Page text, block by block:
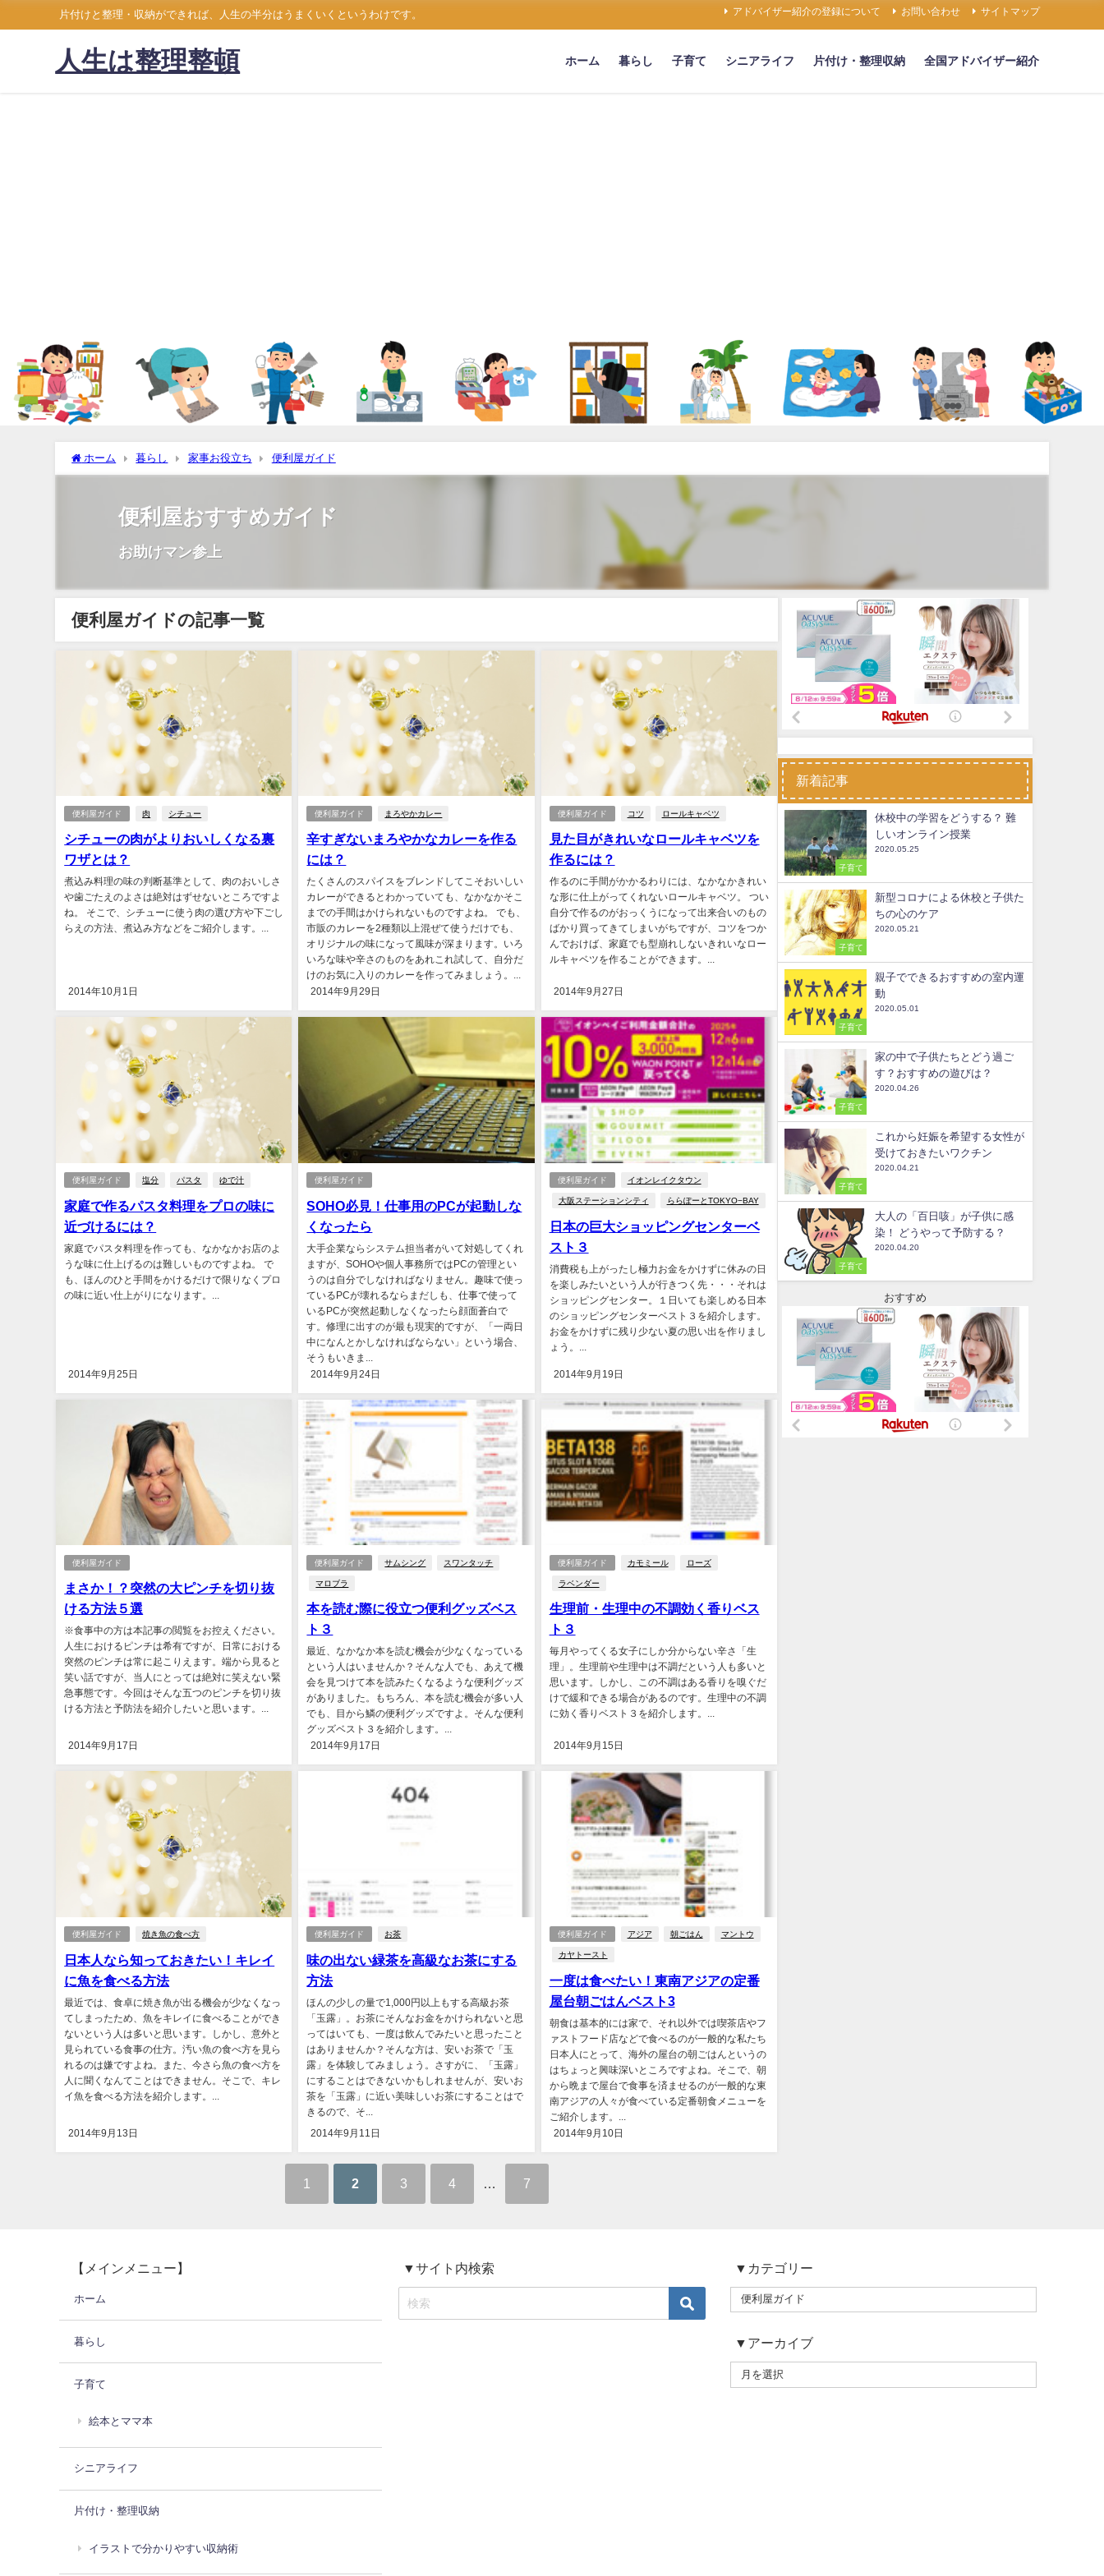
片付けと整理・収納ができれば、人生の半分はうまくいくというわけです。 アドバイザー紹介の登録について お問い合わせ サイトマップ
人生は整理整頓 ホーム 暮らし 子育て シニアライフ 片付け・整理収納 全国アドバイザー紹介
ホーム 暮らし 家事お役立ち 便利屋ガイド
便利屋おすすめガイド
お助けマン参上
便利屋ガイドの記事一覧
便利屋ガイド 肉 シチュー
シチューの肉がよりおいしくなる裏
ワザとは？
煮込み料理の味の判断基準として、肉のおいしさ
や歯ごたえのよさは絶対はずせないところですよ
ね。 そこで、シチューに使う肉の選び方や下ごし
らえの方法、煮込み方などをご紹介します。...
2014年10月1日
便利屋ガイド まろやかカレー
辛すぎないまろやかなカレーを作る
には？
たくさんのスパイスをブレンドしてこそおいしい
カレーができるとわかっていても、なかなかそこ
までの手間はかけられないものですよね。 でも、
市販のカレーを2種類以上混ぜて使うだけでも、
オリジナルの味になって風味が深まります。いろ
いろな味や辛さのものをあれこれ試して、自分だ
けのお気に入りのカレーを作ってみましょう。...
2014年9月29日
便利屋ガイド コツ ロールキャベツ
見た目がきれいなロールキャベツを
作るには？
作るのに手間がかかるわりには、なかなかきれい
な形に仕上がってくれないロールキャベツ。 つい
自分で作るのがおっくうになって出来合いのもの
ばかり買ってきてしまいがちですが、コツをつか
んでおけば、家庭でも型崩れしないきれいなロー
ルキャベツを作ることができます。...
2014年9月27日
便利屋ガイド 塩分 パスタ ゆで汁
家庭で作るパスタ料理をプロの味に
近づけるには？
家庭でパスタ料理を作っても、なかなかお店のよ
うな味に仕上げるのは難しいものですよね。 で
も、ほんのひと手間をかけるだけで限りなくプロ
の味に近い仕上がりになります。...
2014年9月25日
便利屋ガイド
SOHO必見！仕事用のPCが起動しな
くなったら
大手企業ならシステム担当者がいて対処してくれ
ますが、SOHOや個人事務所ではPCの管理とい
うのは自分でしなければなりません。趣味で使っ
ているPCが壊れるならまだしも、仕事で使って
いるPCが突然起動しなくなったら顔面蒼白で
す。修理に出すのが最も現実的ですが、「一両日
中になんとかしなければならない」という場合、
そうもいきま...
2014年9月24日
便利屋ガイド イオンレイクタウン
大阪ステーションシティ ららぽーとTOKYO−BAY
日本の巨大ショッピングセンターベ
スト３
消費税も上がったし極力お金をかけずに休みの日
を楽しみたいという人が行きつく先・・・それは
ショッピングセンター。１日いても楽しめる日本
のショッピングセンターベスト３を紹介します。
お金をかけずに残り少ない夏の思い出を作りまし
ょう。...
2014年9月19日
便利屋ガイド
まさか！？突然の大ピンチを切り抜
ける方法５選
※食事中の方は本記事の閲覧をお控えください。
人生におけるピンチは希有ですが、日常における
突然のピンチは常に起こりえます。端から見ると
笑い話ですが、当人にとっては絶対に笑えない緊
急事態です。今回はそんな五つのピンチを切り抜
ける方法と予防法を紹介したいと思います。...
2014年9月17日
便利屋ガイド サムシング スワンタッチ
マロブラ
本を読む際に役立つ便利グッズベス
ト３
最近、なかなか本を読む機会が少なくなっている
という人はいませんか？そんな人でも、あえて機
会を見つけて本を読みたくなるような便利グッズ
がありました。もちろん、本を読む機会が多い人
でも、目から鱗の便利グッズですよ。そんな便利
グッズベスト３を紹介します。...
2014年9月17日
便利屋ガイド カモミール ローズ
ラベンダー
生理前・生理中の不調効く香りベス
ト３
毎月やってくる女子にしか分からない辛さ「生
理」。生理前や生理中は不調だという人も多いと
思います。しかし、この不調はある香りを嗅ぐだ
けで緩和できる場合があるのです。生理中の不調
に効く香りベスト３を紹介します。...
2014年9月15日
便利屋ガイド 焼き魚の食べ方
日本人なら知っておきたい！キレイ
に魚を食べる方法
最近では、食卓に焼き魚が出る機会が少なくなっ
てしまったため、魚をキレイに食べることができ
ないという人は多いと思います。しかし、意外と
見られている食事の仕方。汚い魚の食べ方を見ら
れるのは嫌ですよね。また、今さら魚の食べ方を
人に聞くなんてことはできません。そこで、キレ
イ魚を食べる方法を紹介します。...
2014年9月13日
便利屋ガイド お茶
味の出ない緑茶を高級なお茶にする
方法
ほんの少しの量で1,000円以上もする高級お茶
「玉露」。お茶にそんなお金をかけられないと思
ってはいても、一度は飲んでみたいと思ったこと
はありませんか？そんな方は、安いお茶で「玉
露」を体験してみましょう。さすがに、「玉露」
にすることはできないかもしれませんが、安いお
茶を「玉露」に近い美味しいお茶にすることはで
きるので、そ...
2014年9月11日
便利屋ガイド アジア 朝ごはん マントウ
カヤトースト
一度は食べたい！東南アジアの定番
屋台朝ごはんベスト3
朝食は基本的には家で、それ以外では喫茶店やフ
ァストフード店などで食べるのが一般的な私たち
日本人にとって、海外の屋台の朝ごはんというの
はちょっと興味深いところですよね。そこで、朝
から晩まで屋台で食事を済ませるのが一般的な東
南アジアの人々が食べている定番朝食メニューを
ご紹介します。...
2014年9月10日
1 2 3 4 7
新着記事
子育て
休校中の学習をどうする？ 難
しいオンライン授業
2020.05.25
子育て
新型コロナによる休校と子供た
ちの心のケア
2020.05.21
子育て
親子でできるおすすめの室内運
動
2020.05.01
子育て
家の中で子供たちとどう過ご
す？おすすめの遊びは？
2020.04.26
子育て
これから妊娠を希望する女性が
受けておきたいワクチン
2020.04.21
子育て
大人の「百日咳」が子供に感
染！ どうやって予防する？
2020.04.20
おすすめ
【メインメニュー】
ホーム
暮らし
子育て
絵本とママ本
シニアライフ
片付け・整理収納
イラストで分かりやすい収納術
▼サイト内検索 ▼カテゴリー
▼アーカイブ